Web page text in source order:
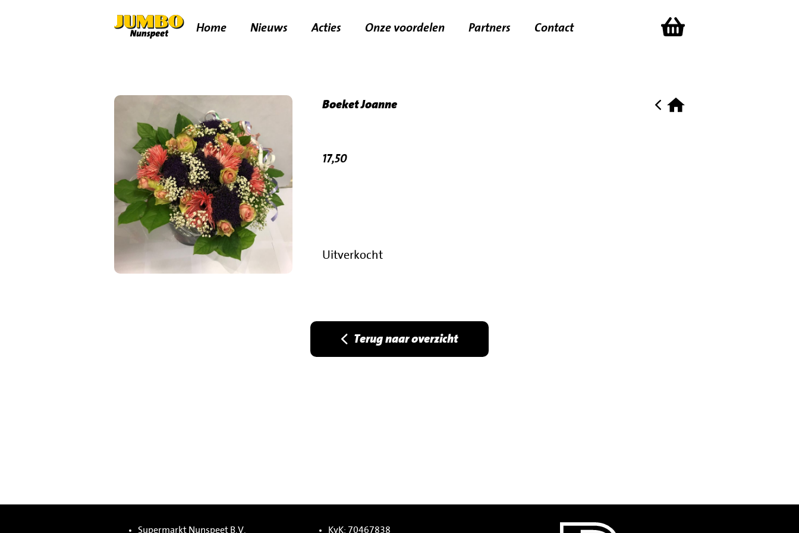
Home Nieuws Acties Onze voordelen Partners Contact
Boeket Joanne
€
17,50
Uitverkocht
Terug naar overzicht
Supermarkt Nunspeet B.V. KvK: 70467838